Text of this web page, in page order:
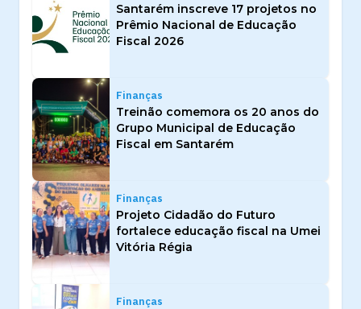
Santarém inscreve 17 projetos no
Prêmio Nacional de Educação
Fiscal 2026
Finanças
Treinão comemora os 20 anos do
Grupo Municipal de Educação
Fiscal em Santarém
Finanças
Projeto Cidadão do Futuro
fortalece educação fiscal na Umei
Vitória Régia
Finanças